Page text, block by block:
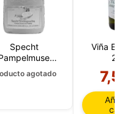
Specht
(Alemania)agotado
Viña
2024
Añadir